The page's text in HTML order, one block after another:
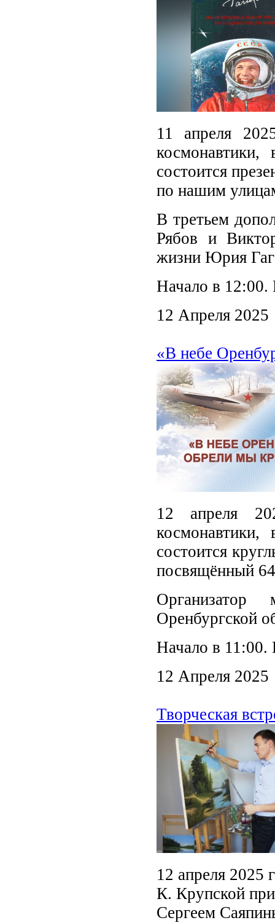
11 апреля
состоится
по нашим
В третьем
Рябов и
жизни Юрия
Начало в 12:00.
12 Апреля 2025
«В небе
12 апреля
состоится
посвящённый
Организатор
Оренбургской
Начало в 11:00.
12 Апреля 2025
Творческая
12 апреля 2025
К. Крупской
Сергеем